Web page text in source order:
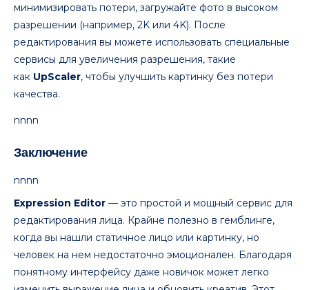
минимизировать потери, загружайте фото в высоком
разрешении (например, 2K или 4K). После
редактирования вы можете использовать специальные
сервисы для увеличения разрешения, такие
как UpScaler, чтобы улучшить картинку без потери
качества.
nnnn
Заключение
nnnn
Expression Editor — это простой и мощный сервис для
редактирования лица. Крайне полезно в гемблинге,
когда вы нашли статичное лицо или картинку, но
человек на нем недостаточно эмоционален. Благодаря
понятному интерфейсу даже новичок может легко